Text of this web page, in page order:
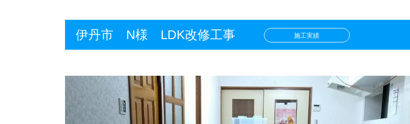
伊丹市 N様 LDK改修工事 施工実績